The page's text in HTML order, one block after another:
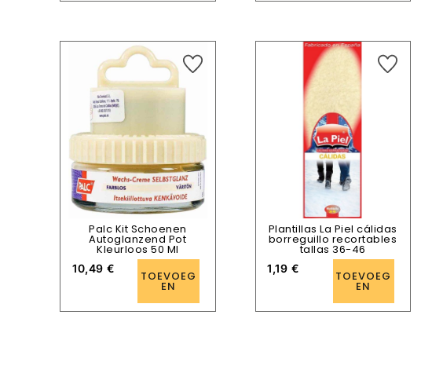
Palc Kit Schoenen
Autoglanzend Pot
Kleurloos 50 Ml
10,49€
TOEVOEG
EN
Plantillas La Piel cálidas
borreguillo recortables
tallas 36-46
1,19 €
TOEVOEG
EN